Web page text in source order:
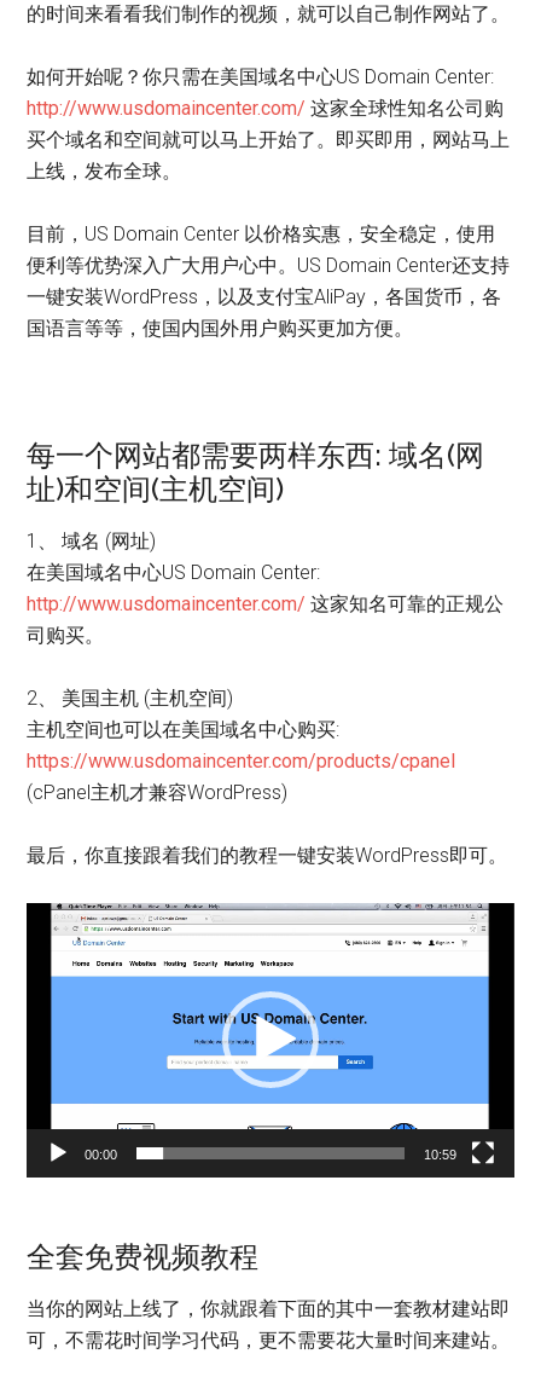
的时间来看看我们制作的视频，就可以自己制作网站了。
如何开始呢？你只需在美国域名中心US Domain Center:
http://www.usdomaincenter.com/ 这家全球性知名公司购
买个域名和空间就可以马上开始了。即买即用，网站马上
上线，发布全球。
目前，US Domain Center 以价格实惠，安全稳定，使用
便利等优势深入广大用户心中。US Domain Center还支持
一键安装WordPress，以及支付宝AliPay，各国货币，各
国语言等等，使国内国外用户购买更加方便。
每一个网站都需要两样东西: 域名(网
址)和空间(主机空间)
1、 域名 (网址)
在美国域名中心US Domain Center:
http://www.usdomaincenter.com/ 这家知名可靠的正规公
司购买。
2、 美国主机 (主机空间)
主机空间也可以在美国域名中心购买:
https://www.usdomaincenter.com/products/cpanel
(cPanel主机才兼容WordPress)
最后，你直接跟着我们的教程一键安装WordPress即可。
00:00 10:59
全套免费视频教程
当你的网站上线了，你就跟着下面的其中一套教材建站即
可，不需花时间学习代码，更不需要花大量时间来建站。